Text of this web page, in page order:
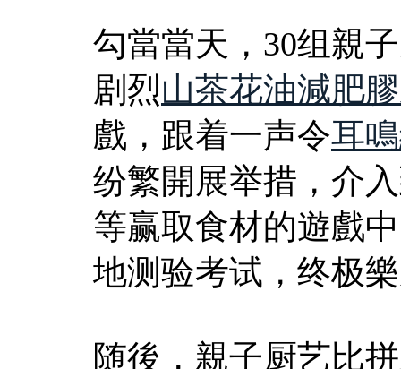
勾當當天，30组親
剧烈山茶花油減肥
戲，跟着一声令耳
纷繁開展举措，介
等赢取食材的遊戲
地测验考试，终极
随後，親子厨艺比